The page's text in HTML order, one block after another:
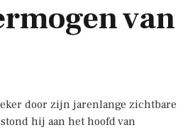
van
door zijn jarenlange zichtbare
hij aan het hoofd van